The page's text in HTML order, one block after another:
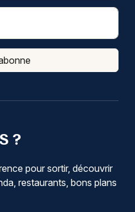
?
pour sortir, découvrir
restaurants, bons plans